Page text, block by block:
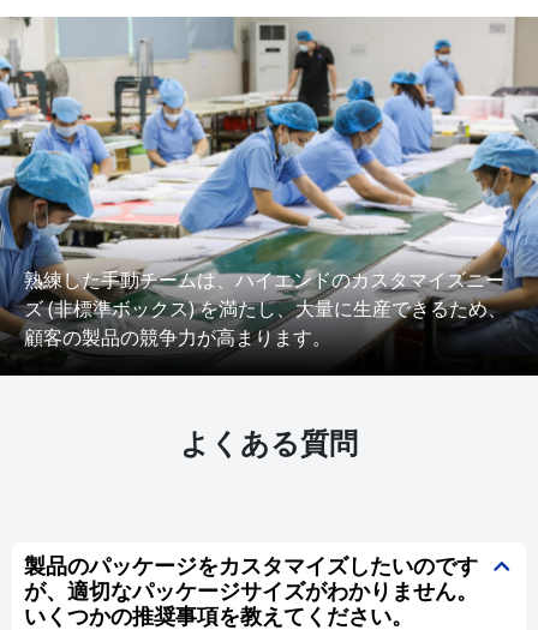
熟練した手動チームは、ハイエンドのカスタマイズニー
ズ (非標準ボックス) を満たし、大量に生産できるため、
顧客の製品の競争力が高まります。
よくある質問
製品のパッケージをカスタマイズしたいのです
が、適切なパッケージサイズがわかりません。
いくつかの推奨事項を教えてください。